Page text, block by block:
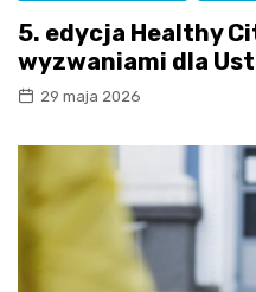
5. edycja Healthy
wyzwaniami dla
29 maja 2026